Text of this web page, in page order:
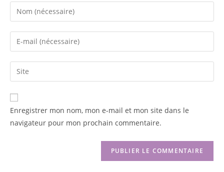
Enregistrer mon nom, mon e-mail et mon site dans le
navigateur pour mon prochain commentaire.